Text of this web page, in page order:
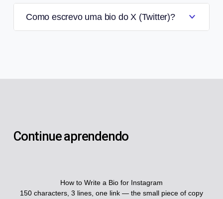
Como escrevo uma bio do X (Twitter)?
Continue aprendendo
How to Write a Bio for Instagram
150 characters, 3 lines, one link — the small piece of copy